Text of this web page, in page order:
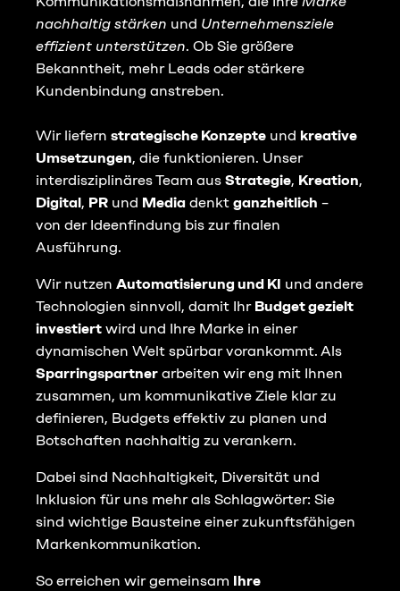
nachhaltig stärken und Unternehmensziele
effizient unterstützen. Ob Sie größere
Bekanntheit, mehr Leads oder stärkere
Kundenbindung anstreben.
Wir liefernstrategische Konzepte und kreative
Umsetzungen, die funktionieren. Unser
interdisziplinäres Team ausStrategie, Kreation,
Digital, PR und Media denktganzheitlich –
von der Ideenfindung bis zur finalen
Ausführung.
Wir nutzenAutomatisierung und KI und andere
Technologien sinnvoll, damit Ihr Budget gezielt
investiert wird und Ihre Marke in einer
dynamischen Welt spürbar vorankommt. Als
Sparringspartner arbeiten wir eng mit Ihnen
zusammen, um kommunikative Ziele klar zu
definieren, Budgets effektiv zu planen und
Botschaften nachhaltig zu verankern.
Dabei sind Nachhaltigkeit, Diversität und
Inklusion für uns mehr als Schlagwörter: Sie
sind wichtige Bausteine einer zukunftsfähigen
Markenkommunikation.
So erreichen wir gemeinsam Ihre